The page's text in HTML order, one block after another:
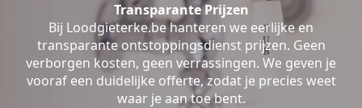
Transparante Prijzen
Bij Loodgieterke.be hanteren we eerlijke en
transparante ontstoppingsdienst prijzen. Geen
verborgen kosten, geen verrassingen. We geven je
vooraf een duidelijke offerte, zodat je precies weet
waar je aan toe bent.